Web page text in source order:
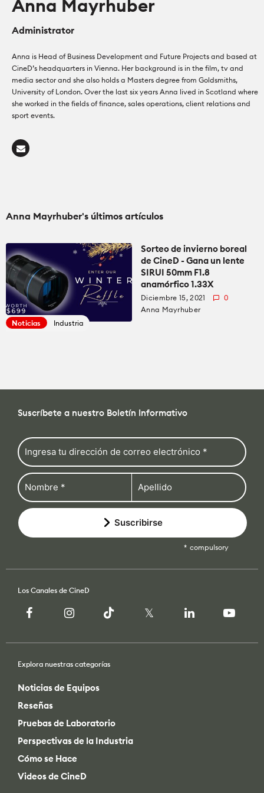
Lentes
Accesorios
Lentes
Accesorios
Cómo se Hace
Education for Filmmakers
Anna Mayrhuber
Administrator
Anna is Head of Business Development and Future Projects and based at
CineD’s headquarters in Vienna. Her background is in the film, tv and
media sector and she also holds a Masters degree from Goldsmiths,
University of London. Over the last six years Anna lived in Scotland where
she worked in the fields of finance, sales operations, client relations and
sport events.
Anna Mayrhuber's últimos artículos
Noticias Industria
Sorteo de invierno boreal
de CineD - Gana un lente
SIRUI 50mm F1.8
anamórfico 1.33X
Diciembre 15, 2021
0
Anna Mayrhuber
Suscríbete a nuestro Boletín Informativo
Suscribirse
compulsory
Los Canales de CineD
Explora nuestras categorías
Noticias de Equipos
Reseñas
Pruebas de Laboratorio
Perspectivas de la Industria
Cómo se Hace
Videos de CineD